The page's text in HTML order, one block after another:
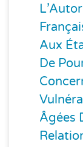
Aux
De
Âgées